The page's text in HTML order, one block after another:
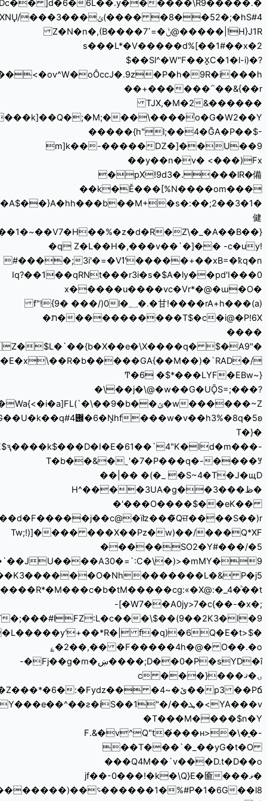
��y^tc+�%��f ɍkp��~��(���TB�>�������<